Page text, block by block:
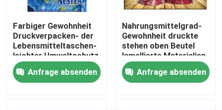
Werksbesichtigung
Qualitätskontrolle
Kontakt mit uns
Farbiger Gewohnheit
Druckverpacken- der
Lebensmitteltaschen-
leichter Umweltschutz
Anfrage absenden
Nahrungsmittelgrad-
Gewohnheit druckte
stehen oben Beutel
lamellierte Materialien
für Nahrung
Anfrage absenden